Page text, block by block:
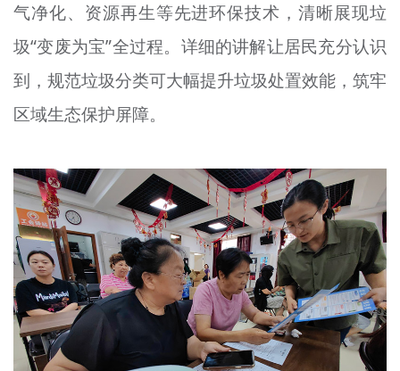
气净化、资源再生等先进环保技术，清晰展现垃
圾“变废为宝”全过程。详细的讲解让居民充分认识
到，规范垃圾分类可大幅提升垃圾处置效能，筑牢
区域生态保护屏障。